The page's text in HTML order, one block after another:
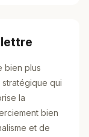
bien plus
qui
la
bien
et de